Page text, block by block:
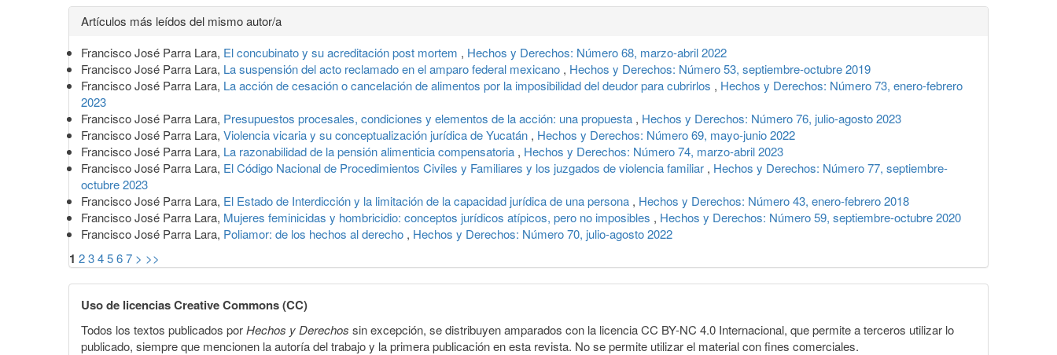
Detalles
del
artículo
Artículos más leídos del mismo autor/a
Francisco José Parra Lara, El concubinato y su acreditación post mortem , Hechos y Derechos: Número 68, marzo-abril 2022
Francisco José Parra Lara, La suspensión del acto reclamado en el amparo federal mexicano , Hechos y Derechos: Número 53, septiembre-octubre 2019
Francisco José Parra Lara, La acción de cesación o cancelación de alimentos por la imposibilidad del deudor para cubrirlos , Hechos y Derechos: Número 73, enero-febrero
2023
Francisco José Parra Lara, Presupuestos procesales, condiciones y elementos de la acción: una propuesta , Hechos y Derechos: Número 76, julio-agosto 2023
Francisco José Parra Lara, Violencia vicaria y su conceptualización jurídica de Yucatán , Hechos y Derechos: Número 69, mayo-junio 2022
Francisco José Parra Lara, La razonabilidad de la pensión alimenticia compensatoria , Hechos y Derechos: Número 74, marzo-abril 2023
Francisco José Parra Lara, El Código Nacional de Procedimientos Civiles y Familiares y los juzgados de violencia familiar , Hechos y Derechos: Número 77, septiembre-
octubre 2023
Francisco José Parra Lara, El Estado de Interdicción y la limitación de la capacidad jurídica de una persona , Hechos y Derechos: Número 43, enero-febrero 2018
Francisco José Parra Lara, Mujeres feminicidas y hombricidio: conceptos jurídicos atípicos, pero no imposibles , Hechos y Derechos: Número 59, septiembre-octubre 2020
Francisco José Parra Lara, Poliamor: de los hechos al derecho , Hechos y Derechos: Número 70, julio-agosto 2022
1 234567 > >>
Uso de licencias Creative Commons (CC)
Todos los textos publicados porHechos y Derechos sin excepción, se distribuyen amparados con la licencia CC BY-NC 4.0 Internacional, que permite a terceros utilizar lo
publicado, siempre que mencionen la autoría del trabajo y la primera publicación en esta revista. No se permite utilizar el material con fines comerciales.